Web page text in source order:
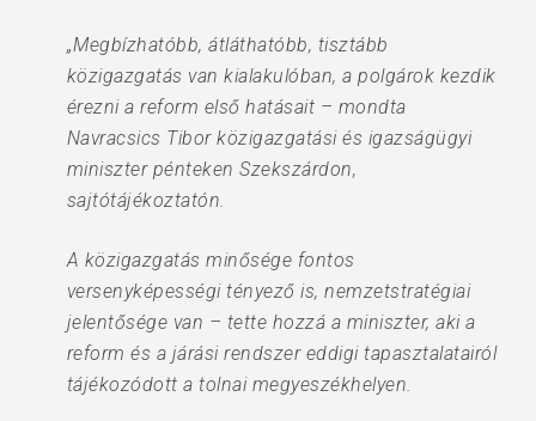
„Megbízhatóbb, átláthatóbb, tisztább
közigazgatás van kialakulóban, a polgárok kezdik
érezni a reform első hatásait – mondta
Navracsics Tibor közigazgatási és igazságügyi
miniszter pénteken Szekszárdon,
sajtótájékoztatón.
A közigazgatás minősége fontos
versenyképességi tényező is, nemzetstratégiai
jelentősége van – tette hozzá a miniszter, aki a
reform és a járási rendszer eddigi tapasztalatairól
tájékozódott a tolnai megyeszékhelyen.